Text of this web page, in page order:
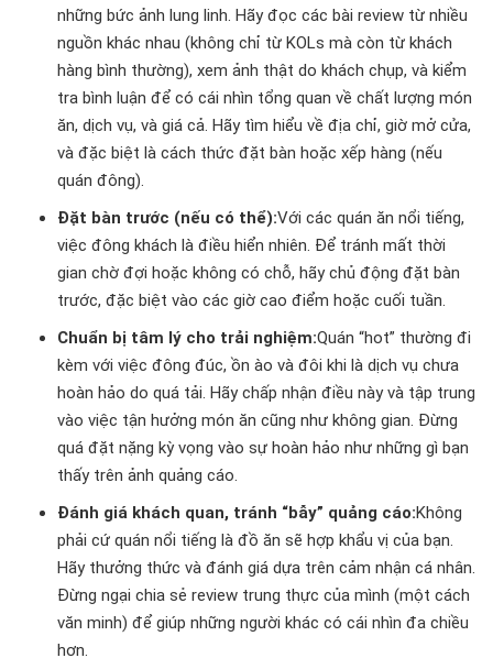
những bức ảnh lung linh. Hãy đọc các bài review từ nhiều
nguồn khác nhau (không chỉ từ KOLs mà còn từ khách
hàng bình thường), xem ảnh thật do khách chụp, và kiểm
tra bình luận để có cái nhìn tổng quan về chất lượng món
ăn, dịch vụ, và giá cả. Hãy tìm hiểu về địa chỉ, giờ mở cửa,
và đặc biệt là cách thức đặt bàn hoặc xếp hàng (nếu
quán đông).
Đặt bàn trước (nếu có thể):Với các quán ăn nổi tiếng,
việc đông khách là điều hiển nhiên. Để tránh mất thời
gian chờ đợi hoặc không có chỗ, hãy chủ động đặt bàn
trước, đặc biệt vào các giờ cao điểm hoặc cuối tuần.
Chuẩn bị tâm lý cho trải nghiệm:Quán “hot” thường đi
kèm với việc đông đúc, ồn ào và đôi khi là dịch vụ chưa
hoàn hảo do quá tải. Hãy chấp nhận điều này và tập trung
vào việc tận hưởng món ăn cũng như không gian. Đừng
quá đặt nặng kỳ vọng vào sự hoàn hảo như những gì bạn
thấy trên ảnh quảng cáo.
Đánh giá khách quan, tránh “bẫy” quảng cáo:Không
phải cứ quán nổi tiếng là đồ ăn sẽ hợp khẩu vị của bạn.
Hãy thưởng thức và đánh giá dựa trên cảm nhận cá nhân.
Đừng ngại chia sẻ review trung thực của mình (một cách
văn minh) để giúp những người khác có cái nhìn đa chiều
hơn.